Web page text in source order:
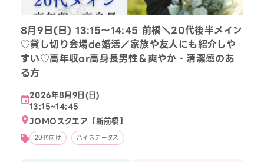
8月9日(日) 13:15〜14:45 前橋＼20代後半メイン
♡貸し切り会場de婚活／家族や友人にも紹介しや
すい♡高年収or高身長男性＆爽やか・清潔感のあ
る方
2026年8月9日(日)
13:15~14:45
JOMOスクエア【新前橋】
20代向け ハイステータス